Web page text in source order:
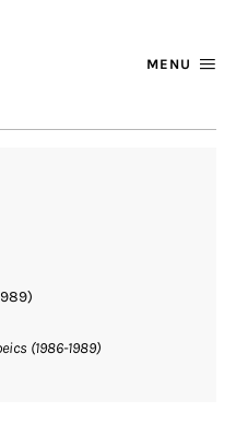
MENU
(1986-1989)